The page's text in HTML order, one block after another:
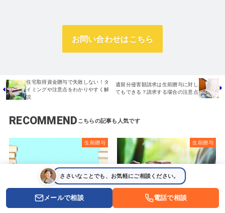
お問い合わせはこちら
住宅取得資金贈与で失敗しない！タ
イミングや注意点をわかりやすく解
説
遺留分侵害額請求は生前贈与に対し
てもできる？請求する場合の注意点
RECOMMEND
生前贈与 生前贈与
2026.05.11
ささいなことでも、お気軽にご相談ください。
メールで相談 電話で相談